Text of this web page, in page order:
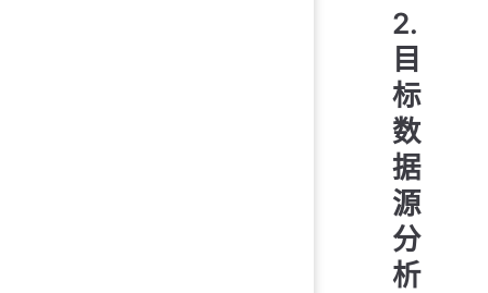
2.
目
标
数
据
源
分
析